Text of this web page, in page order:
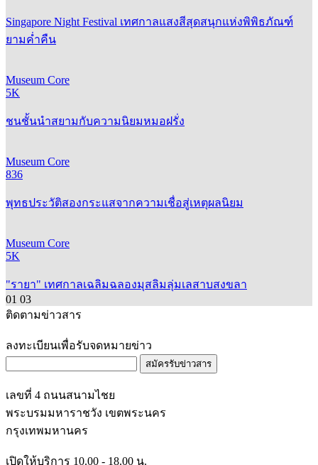
Singapore Night Festival เทศกาลแสงสีสุดสนุกแห่งพิพิธภัณฑ์
ยามค่ำคืน
Museum Core
5K
ชนชั้นนำสยามกับความนิยมหมอฝรั่ง
Museum Core
836
พุทธประวัติสองกระแสจากความเชื่อสู่เหตุผลนิยม
Museum Core
5K
"รายา" เทศกาลเฉลิมฉลองมุสลิมลุ่มเลสาบสงขลา
01 03
ติดตามข่าวสาร
ลงทะเบียนเพื่อรับจดหมายข่าว
สมัครรับข่าวสาร
เลขที่ 4 ถนนสนามไชย
พระบรมมหาราชวัง เขตพระนคร
กรุงเทพมหานคร
เปิดให้บริการ 10.00 - 18.00 น.